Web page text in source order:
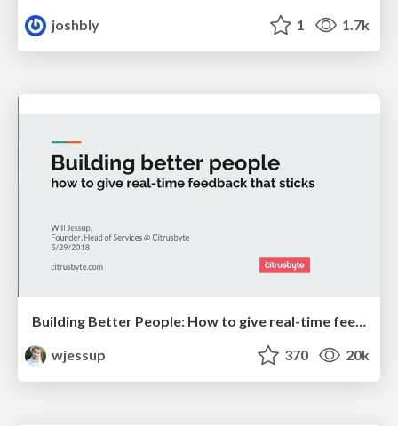
joshbly
1 1.7k
Building Better People: How to give real-time feedback that sticks.
wjessup
370 20k